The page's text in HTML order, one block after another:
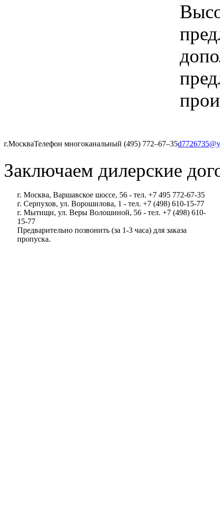
г.МоскваТелефон многоканальный (495) 772‒67‒35
Заключаем дилерские
г. Москва, Варшавское шоссе, 56 - тел. +7 495 772-67-35
г. Серпухов, ул. Ворошилова, 1 - тел. +7 (498) 610-15-77
г. Мытищи, ул. Веры Волошиной, 56 - тел. +7 (498) 610-
15-77
Предварительно позвонить (за 1-3 часа) для заказа
пропуска.